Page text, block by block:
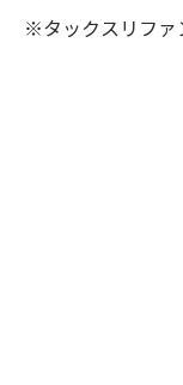
※タックスリファ